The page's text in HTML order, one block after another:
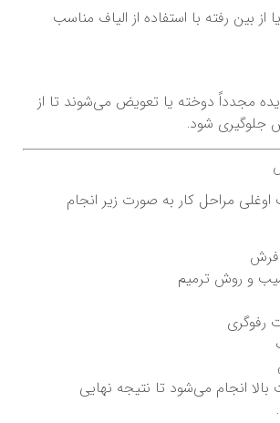
بین رفته با استفاده از الیاف مناسب
مجدداً دوخته یا تعویض می‌شوند تا از
جلوگیری شود.
مراحل کار به صورت زیر انجام
فرش
و روش ترمیم
رفوگری
انجام می‌شود تا نتیجه نهایی